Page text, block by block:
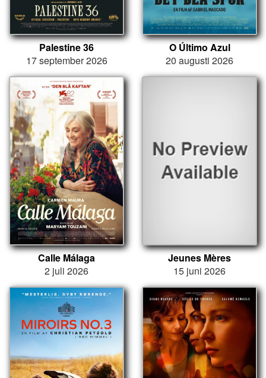
Palestine 36
17 september 2026
O Último Azul
20 augusti 2026
Calle Málaga
2 juli 2026
Jeunes Mères
15 juni 2026